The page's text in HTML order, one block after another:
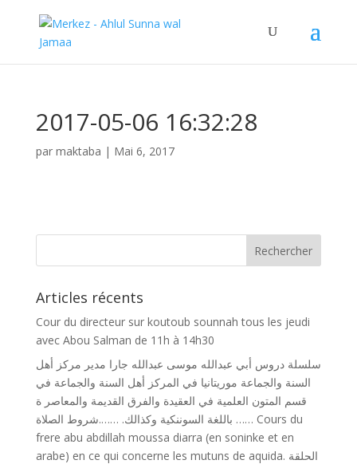
2017-05-06 16:32:28
par maktaba | Mai 6, 2017
Articles récents
Cour du directeur sur koutoub sounnah tous les jeudi
avec Abou Salman de 11h à 14h30
سلسلة دروس أبي عبدالله موسى عبدالله جارا مدير مركز أهل
السنة والجماعة موريتانيا في المركز أهل السنة والجماعة في
قسم المتون العلمية في العقيدة والفرق القديمة والمعاصر ة
باللغة السوننكية وكذالك. …….شروط الصلاة …… Cours du
frere abu abdillah moussa diarra (en soninke et en
arabe) en ce qui concerne les mutuns de aquida. الحلقة